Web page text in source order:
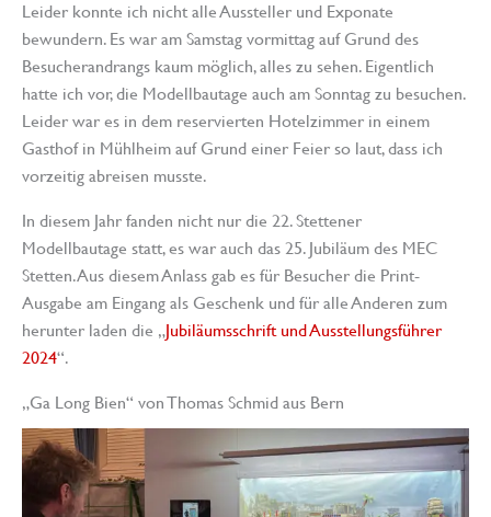
Leider konnte ich nicht alle Aussteller und Exponate
bewundern. Es war am Samstag vormittag auf Grund des
Besucherandrangs kaum möglich, alles zu sehen. Eigentlich
hatte ich vor, die Modellbautage auch am Sonntag zu besuchen.
Leider war es in dem reservierten Hotelzimmer in einem
Gasthof in Mühlheim auf Grund einer Feier so laut, dass ich
vorzeitig abreisen musste.
In diesem Jahr fanden nicht nur die 22. Stettener
Modellbautage statt, es war auch das 25. Jubiläum des MEC
Stetten. Aus diesem Anlass gab es für Besucher die Print-
Ausgabe am Eingang als Geschenk und für alle Anderen zum
herunter laden die „Jubiläumsschrift und Ausstellungsführer
2024“.
„Ga Long Bien“ von Thomas Schmid aus Bern